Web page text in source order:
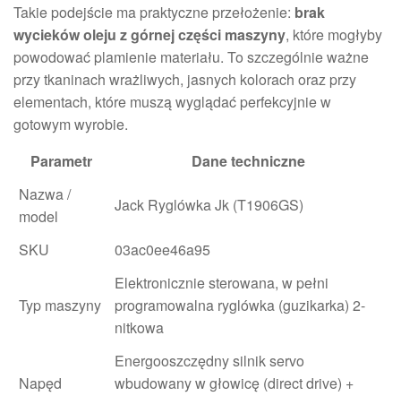
Takie podejście ma praktyczne przełożenie: brak
wycieków oleju z górnej części maszyny, które mogłyby
powodować plamienie materiału. To szczególnie ważne
przy tkaninach wrażliwych, jasnych kolorach oraz przy
elementach, które muszą wyglądać perfekcyjnie w
gotowym wyrobie.
Parametr
Dane techniczne
Nazwa /
model
Jack Ryglówka Jk (T1906GS)
SKU 03ac0ee46a95
Typ maszyny
Elektronicznie sterowana, w pełni
programowalna ryglówka (guzikarka) 2-
nitkowa
Napęd
Energooszczędny silnik servo
wbudowany w głowicę (direct drive) +